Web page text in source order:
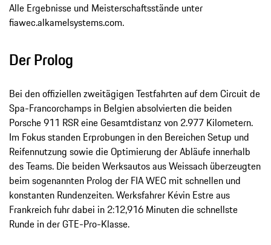
Alle Ergebnisse und Meisterschaftsstände unter
fiawec.alkamelsystems.com.
Der Prolog
Bei den offiziellen zweitägigen Testfahrten auf dem Circuit de
Spa-Francorchamps in Belgien absolvierten die beiden
Porsche 911 RSR eine Gesamtdistanz von 2.977 Kilometern.
Im Fokus standen Erprobungen in den Bereichen Setup und
Reifennutzung sowie die Optimierung der Abläufe innerhalb
des Teams. Die beiden Werksautos aus Weissach überzeugten
beim sogenannten Prolog der FIA WEC mit schnellen und
konstanten Rundenzeiten. Werksfahrer Kévin Estre aus
Frankreich fuhr dabei in 2:12,916 Minuten die schnellste
Runde in der GTE-Pro-Klasse.